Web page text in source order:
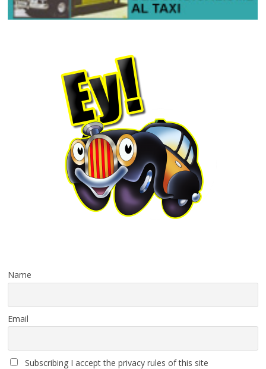
Name
Email
Subscribing I accept the privacy rules of this site